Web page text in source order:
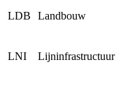
LDB
Landbouw
LNI Lijninfrastructuur